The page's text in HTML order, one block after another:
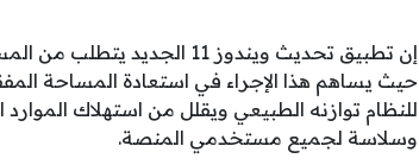
إن تطبيق تحديث ويندوز 11
حيث يساهم هذا الإجراء في استعادة المساحة
للنظام توازنه الطبيعي ويقلل من استهلاك
وسلاسة لجميع مستخدمي المنصة.